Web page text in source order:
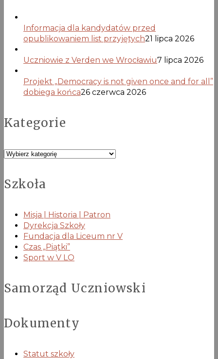
Informacja dla kandydatów przed
opublikowaniem list przyjętych21 lipca 2026
Uczniowie z Verden we Wrocławiu7 lipca 2026
Projekt „Democracy is not given once and for all”
dobiega końca26 czerwca 2026
Kategorie
Kategorie
Szkoła
Misja | Historia | Patron
Dyrekcja Szkoły
Fundacja dla Liceum nr V
Czas „Piątki”
Sport w V LO
Samorząd Uczniowski
Dokumenty
Statut szkoły